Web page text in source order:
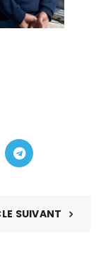
SUIVANT